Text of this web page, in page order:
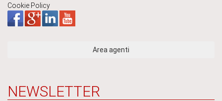
Cookie Policy
NEWSLETTER